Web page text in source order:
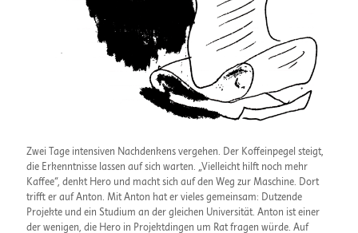
Zwei Tage intensiven Nachdenkens vergehen. Der Koffeinpegel steigt,
die Erkenntnisse lassen auf sich warten. „Vielleicht hilft noch mehr
Kaffee“, denkt Hero und macht sich auf den Weg zur Maschine. Dort
trifft er auf Anton. Mit Anton hat er vieles gemeinsam: Dutzende
Projekte und ein Studium an der gleichen Universität. Anton ist einer
der wenigen, die Hero in Projektdingen um Rat fragen würde. Auf